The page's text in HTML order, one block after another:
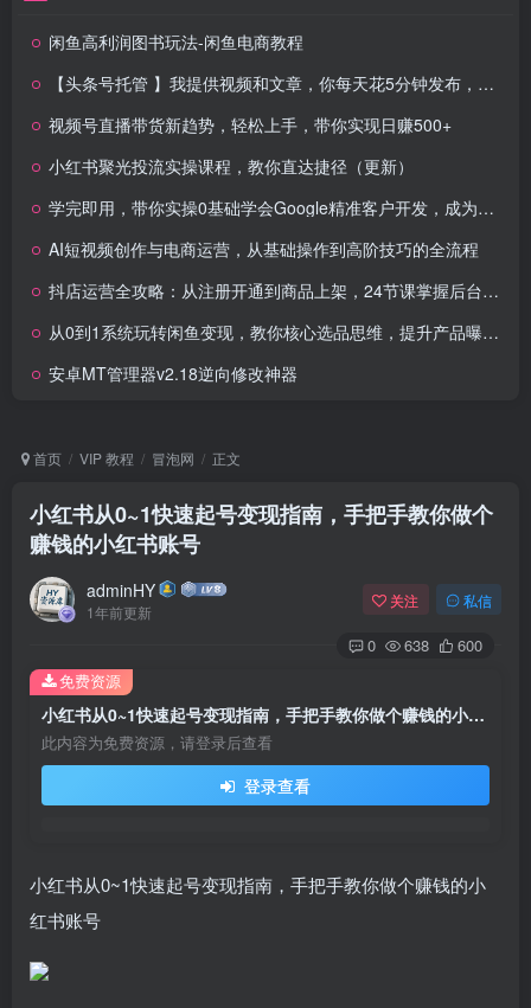
闲鱼高利润图书玩法-闲鱼电商教程
【头条号托管 】我提供视频和文章，你每天花5分钟发布，最高躺挣1W+
视频号直播带货新趋势，轻松上手，带你实现日赚500+
小红书聚光投流实操课程，教你直达捷径（更新）
学完即用，带你实操0基础学会Google精准客户开发，成为外贸业务高手
AI短视频创作与电商运营，从基础操作到高阶技巧的全流程
抖店运营全攻略：从注册开通到商品上架，24节课掌握后台实操全流程
从0到1系统玩转闲鱼变现，教你核心选品思维，提升产品曝光及转化率（15节）
安卓MT管理器v2.18逆向修改神器
首页 VIP 教程 冒泡网 正文
小红书从0~1快速起号变现指南，手把手教你做个
赚钱的小红书账号
adminHY
1年前更新
关注 私信
0 638 600
小红书从0~1快速起号变现指南，手把手教你做个赚钱的小红书账号
此内容为免费资源，请登录后查看
登录查看
免费资源
小红书从0~1快速起号变现指南，手把手教你做个赚钱的小
红书账号